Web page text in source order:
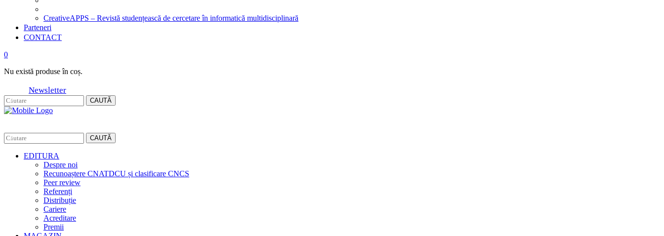
CreativeAPPS – Revistă studențească de cercetare în informatică multidisciplinară
Parteneri
CONTACT
0
Nu există produse în coș.
Newsletter
CAUTĂ
CAUTĂ
EDITURA
Despre noi
Recunoaștere CNATDCU și clasificare CNCS
Peer review
Referenți
Distribuție
Cariere
Acreditare
Premii